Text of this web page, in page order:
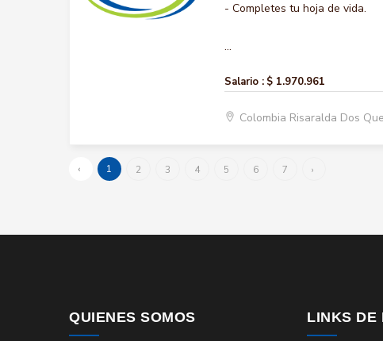
- Completes tu hoja de vida.
...
Salario : $ 1.970.961
Colombia Risaralda Dos
‹ 1 2 3 4 5 6 7 ›
QUIENES SOMOS LINKS DE